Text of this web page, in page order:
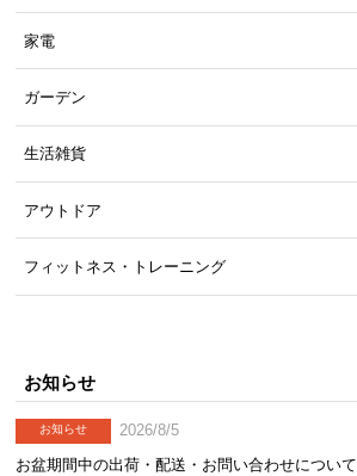
家電
ガーデン
生活雑貨
アウトドア
フィットネス・トレーニング
お知らせ
お知らせ
2026/8/5
お盆期間中の出荷・配送・お問い合わせについて